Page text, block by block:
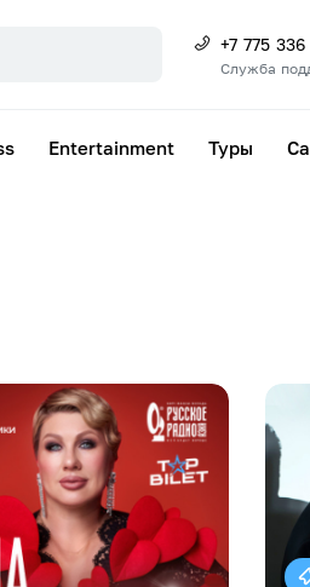
+7 775
Служба
Entertainment Туры